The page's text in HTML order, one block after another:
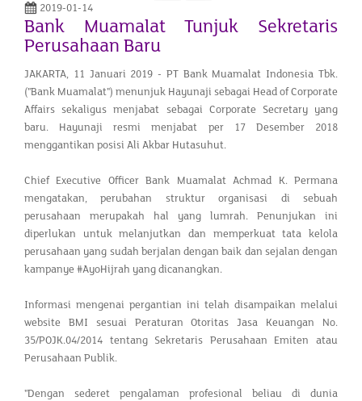
2019-01-14
Bank Muamalat Tunjuk Sekretaris
Perusahaan Baru
JAKARTA, 11 Januari 2019 - PT Bank Muamalat Indonesia Tbk.
("Bank Muamalat") menunjuk Hayunaji sebagai Head of Corporate
Affairs sekaligus menjabat sebagai Corporate Secretary yang
baru. Hayunaji resmi menjabat per 17 Desember 2018
menggantikan posisi Ali Akbar Hutasuhut.
Chief Executive Officer Bank Muamalat Achmad K. Permana
mengatakan, perubahan struktur organisasi di sebuah
perusahaan merupakah hal yang lumrah. Penunjukan ini
diperlukan untuk melanjutkan dan memperkuat tata kelola
perusahaan yang sudah berjalan dengan baik dan sejalan dengan
kampanye #AyoHijrah yang dicanangkan.
Informasi mengenai pergantian ini telah disampaikan melalui
website BMI sesuai Peraturan Otoritas Jasa Keuangan No.
35/POJK.04/2014 tentang Sekretaris Perusahaan Emiten atau
Perusahaan Publik.
"Dengan sederet pengalaman profesional beliau di dunia